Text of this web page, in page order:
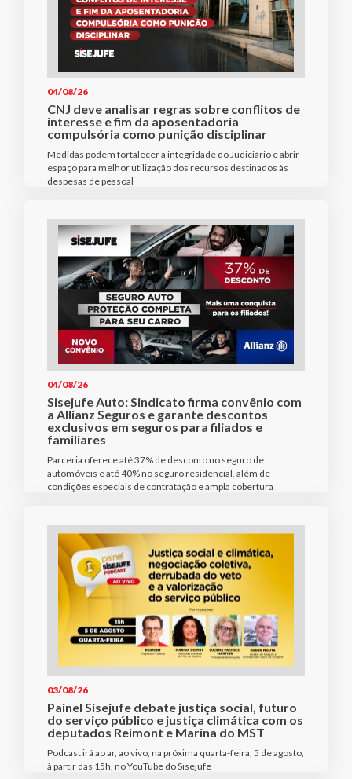
04/08/26
CNJ deve analisar regras sobre conflitos de
interesse e fim da aposentadoria
compulsória como punição disciplinar
Medidas podem fortalecer a integridade do Judiciário e abrir
espaço para melhor utilização dos recursos destinados às
despesas de pessoal
04/08/26
Sisejufe Auto: Sindicato firma convênio com
a Allianz Seguros e garante descontos
exclusivos em seguros para filiados e
familiares
Parceria oferece até 37% de desconto no seguro de
automóveis e até 40% no seguro residencial, além de
condições especiais de contratação e ampla cobertura
03/08/26
Painel Sisejufe debate justiça social, futuro
do serviço público e justiça climática com os
deputados Reimont e Marina do MST
Podcast irá ao ar, ao vivo, na próxima quarta-feira, 5 de agosto,
à partir das 15h, no YouTube do Sisejufe